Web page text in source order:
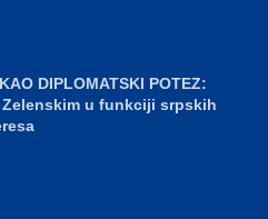
DIPLOMATSKI POTEZ:
Zelenskim u funkciji srpskih